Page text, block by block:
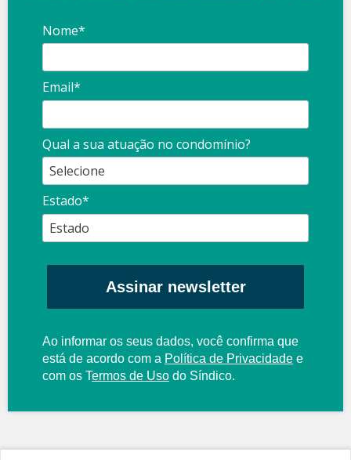
Nome*
Email*
Qual a sua atuação no condomínio?
Estado*
Assinar newsletter
Ao informar os seus dados, você confirma que
está de acordo com a Política de Privacidade e
com os Termos de Uso do Síndico.